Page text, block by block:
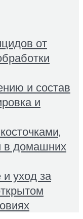
от
и состав
и
в домашних
уход за